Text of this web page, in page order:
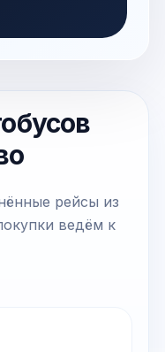
рейсы из
ведём к